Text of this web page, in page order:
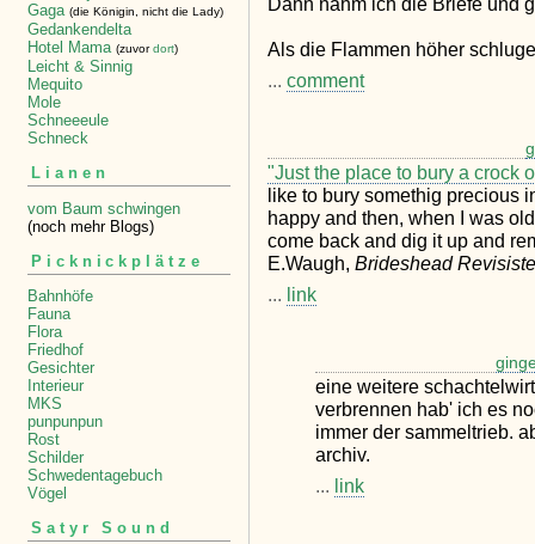
Gaga (die Königin, nicht die Lady)
Gedankendelta
Hotel Mama (zuvordort)
Leicht & Sinnig
Mequito
Mole
Schneeeule
Schneck
Lianen
vom Baum schwingen
(noch mehr Blogs)
Picknickplätze
Bahnhöfe
Fauna
Flora
Friedhof
Gesichter
Interieur
MKS
punpunpun
Rost
Schilder
Schwedentagebuch
Vögel
Satyr Sound
Als die Flammen höher
... comment
"Just the place to bury a crock
like to bury somethig precious
happy and then, when I was
come back and dig it up and
E.Waugh, Brideshead
... link
eine weitere
verbrennen hab' ich es
immer der sammeltrieb.
archiv.
... link